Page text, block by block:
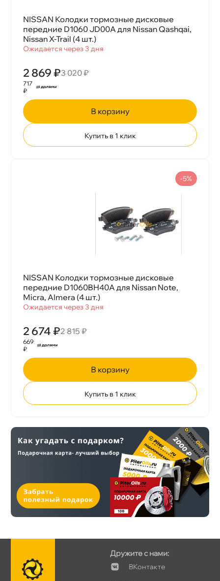
NISSAN Колодки тормозные дисковые
передние D1060 JD00A для Nissan Qashqai,
Nissan X-Trail (4 шт.)
Ожидается через 3 дня
2 869 ₽3 020 ₽
717
₽
корзину
Купить в 1 клик
NISSAN Колодки тормозные дисковые
передние D1060BH40A для Nissan Note,
Micra, Almera (4 шт.)
Ожидается через 3 дня
2 674 ₽2 815 ₽
-5%
669
₽
корзину
Купить в 1 клик
Дружите с нами:
Контакте